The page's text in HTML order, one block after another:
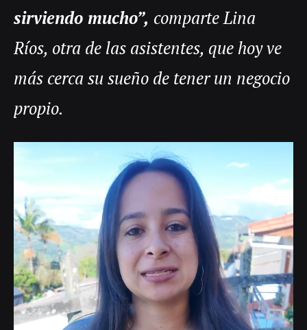
sirviendo mucho”, comparte Lina
Ríos, otra de las asistentes, que hoy ve
más cerca su sueño de tener un negocio
propio.